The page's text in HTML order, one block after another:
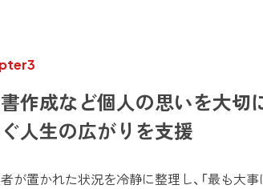
作成など個人の思いを大切
人生の広がりを支援
が置かれた状況を冷静に整理し、「最も大